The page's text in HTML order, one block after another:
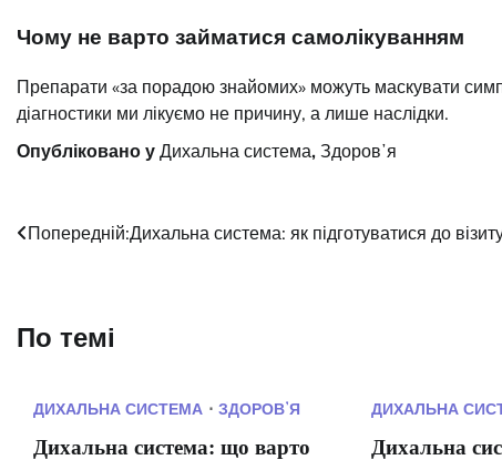
Чому не варто займатися самолікуванням
Препарати «за порадою знайомих» можуть маскувати
діагностики ми лікуємо не причину, а лише наслідки.
Опубліковано у Дихальна система, Здоровʼя
Навігація
Попередній:Дихальна система: як підготуватися до
По темі
ДИХАЛЬНА СИСТЕМА ЗДОРОВʼЯ
Дихальна система: що варто
ДИХАЛЬНА
Дихальна